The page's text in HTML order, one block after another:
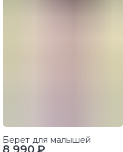
Берет для малышей